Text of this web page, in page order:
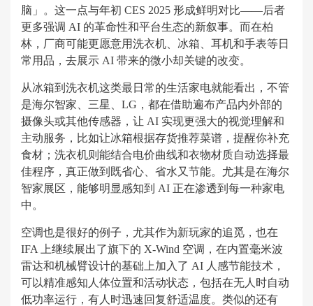
脑」。这一点与年初 CES 2025 形成鲜明对比——后者
更多强调 AI 的革命性和平台生态的新叙事。而在柏
林，厂商可能更愿意用洗衣机、冰箱、耳机和手表等日
常用品，去展示 AI 带来的微小却关键的改变。
从冰箱到洗衣机这类最日常的生活家电就能看出，不管
是海尔智家、三星、LG，都在借助遍布产品内外部的
摄像头或其他传感器，让 AI 实现更强大的视觉理解和
主动服务，比如让冰箱根据存货推荐菜谱，提醒你补充
食材；洗衣机则能结合电价曲线和衣物材质自动选择最
佳程序，真正做到既省心、省水又节能。尤其是在海尔
智家展区，能够明显感知到 AI 正在渗透到每一种家电
中。
空调也是很好的例子，尤其作为新玩家的追觅，也在
IFA 上继续展出了旗下的 X-Wind 空调，在内置毫米波
雷达和机械臂设计的基础上加入了 AI 人感节能技术，
可以精准感知人体位置和活动状态，包括在无人时自动
低功率运行，有人时迅速回复舒适温度。类似的还有